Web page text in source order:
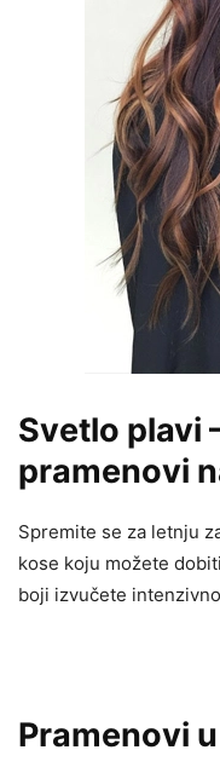
Svetlo plavi
pramenovi
Spremite se za letnju
kose koju možete
boji izvučete
Pramenovi